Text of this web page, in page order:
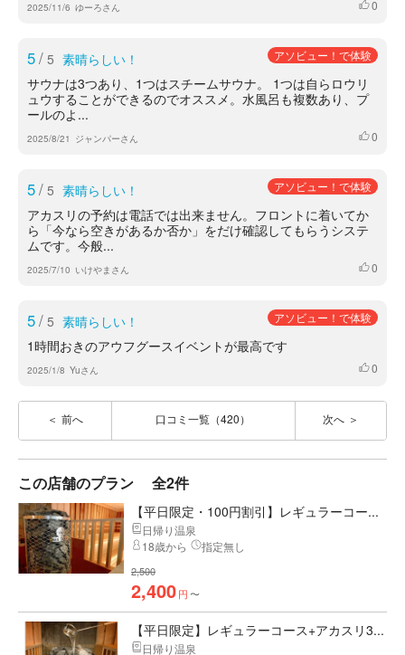
2025/11/6 ゆーろさん いいね
0
5/ 5 素晴らしい！ アソビュー！で体験
サウナは3つあり、1つはスチームサウナ。 1つは自らロウリ
ュウすることができるのでオススメ。水風呂も複数あり、プ
ールのよ...
2025/8/21 ジャンパーさん いいね
0
5/ 5 素晴らしい！ アソビュー！で体験
アカスリの予約は電話では出来ません。フロントに着いてか
ら「今なら空きがあるか否か」をだけ確認してもらうシステ
ムです。今般...
2025/7/10 いけやまさん いいね
0
5/ 5 素晴らしい！ アソビュー！で体験
1時間おきのアウフグースイベントが最高です
2025/1/8 Yuさん いいね
0
前へ 口コミ一覧（420） 次へ
この店舗のプラン 全2件
【平日限定・100円割引】レギュラーコー...
日帰り温泉
18歳から
指定無し
2,500
2,400円 〜
【平日限定】レギュラーコース+アカスリ3...
日帰り温泉